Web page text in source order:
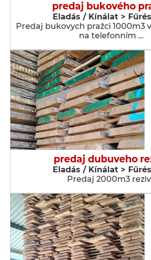
predaj bukového
Eladás / Kínálat >
Predaj bukovych pražci 1000m3
na telefonním …
predaj dubuveho
Eladás / Kínálat >
Predaj 2000m3